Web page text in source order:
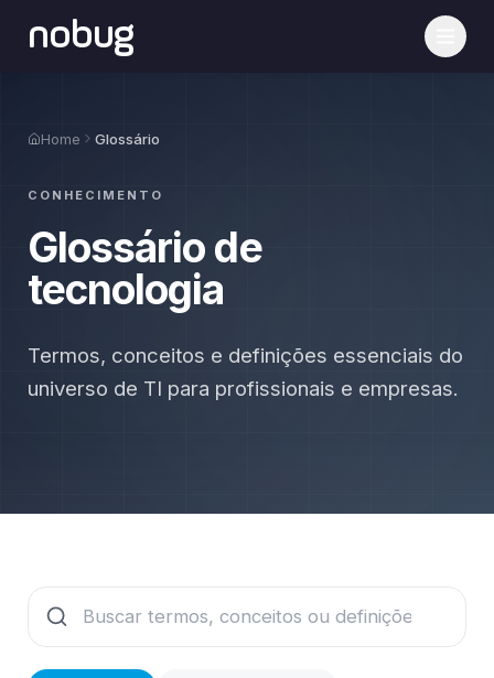
nobug
Home Glossário
CONHECIMENTO
Glossário de
tecnologia
Termos, conceitos e definições essenciais do
universo de TI para profissionais e empresas.